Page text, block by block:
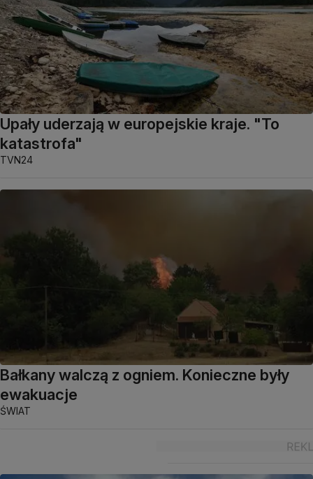
Upały uderzają w europejskie kraje. "To
katastrofa"
TVN24
Bałkany walczą z ogniem. Konieczne były
ewakuacje
ŚWIAT